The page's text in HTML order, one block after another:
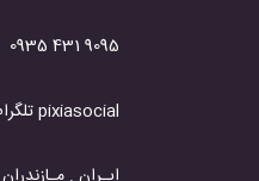
9095 431 0935
pixiasocial تلگرام